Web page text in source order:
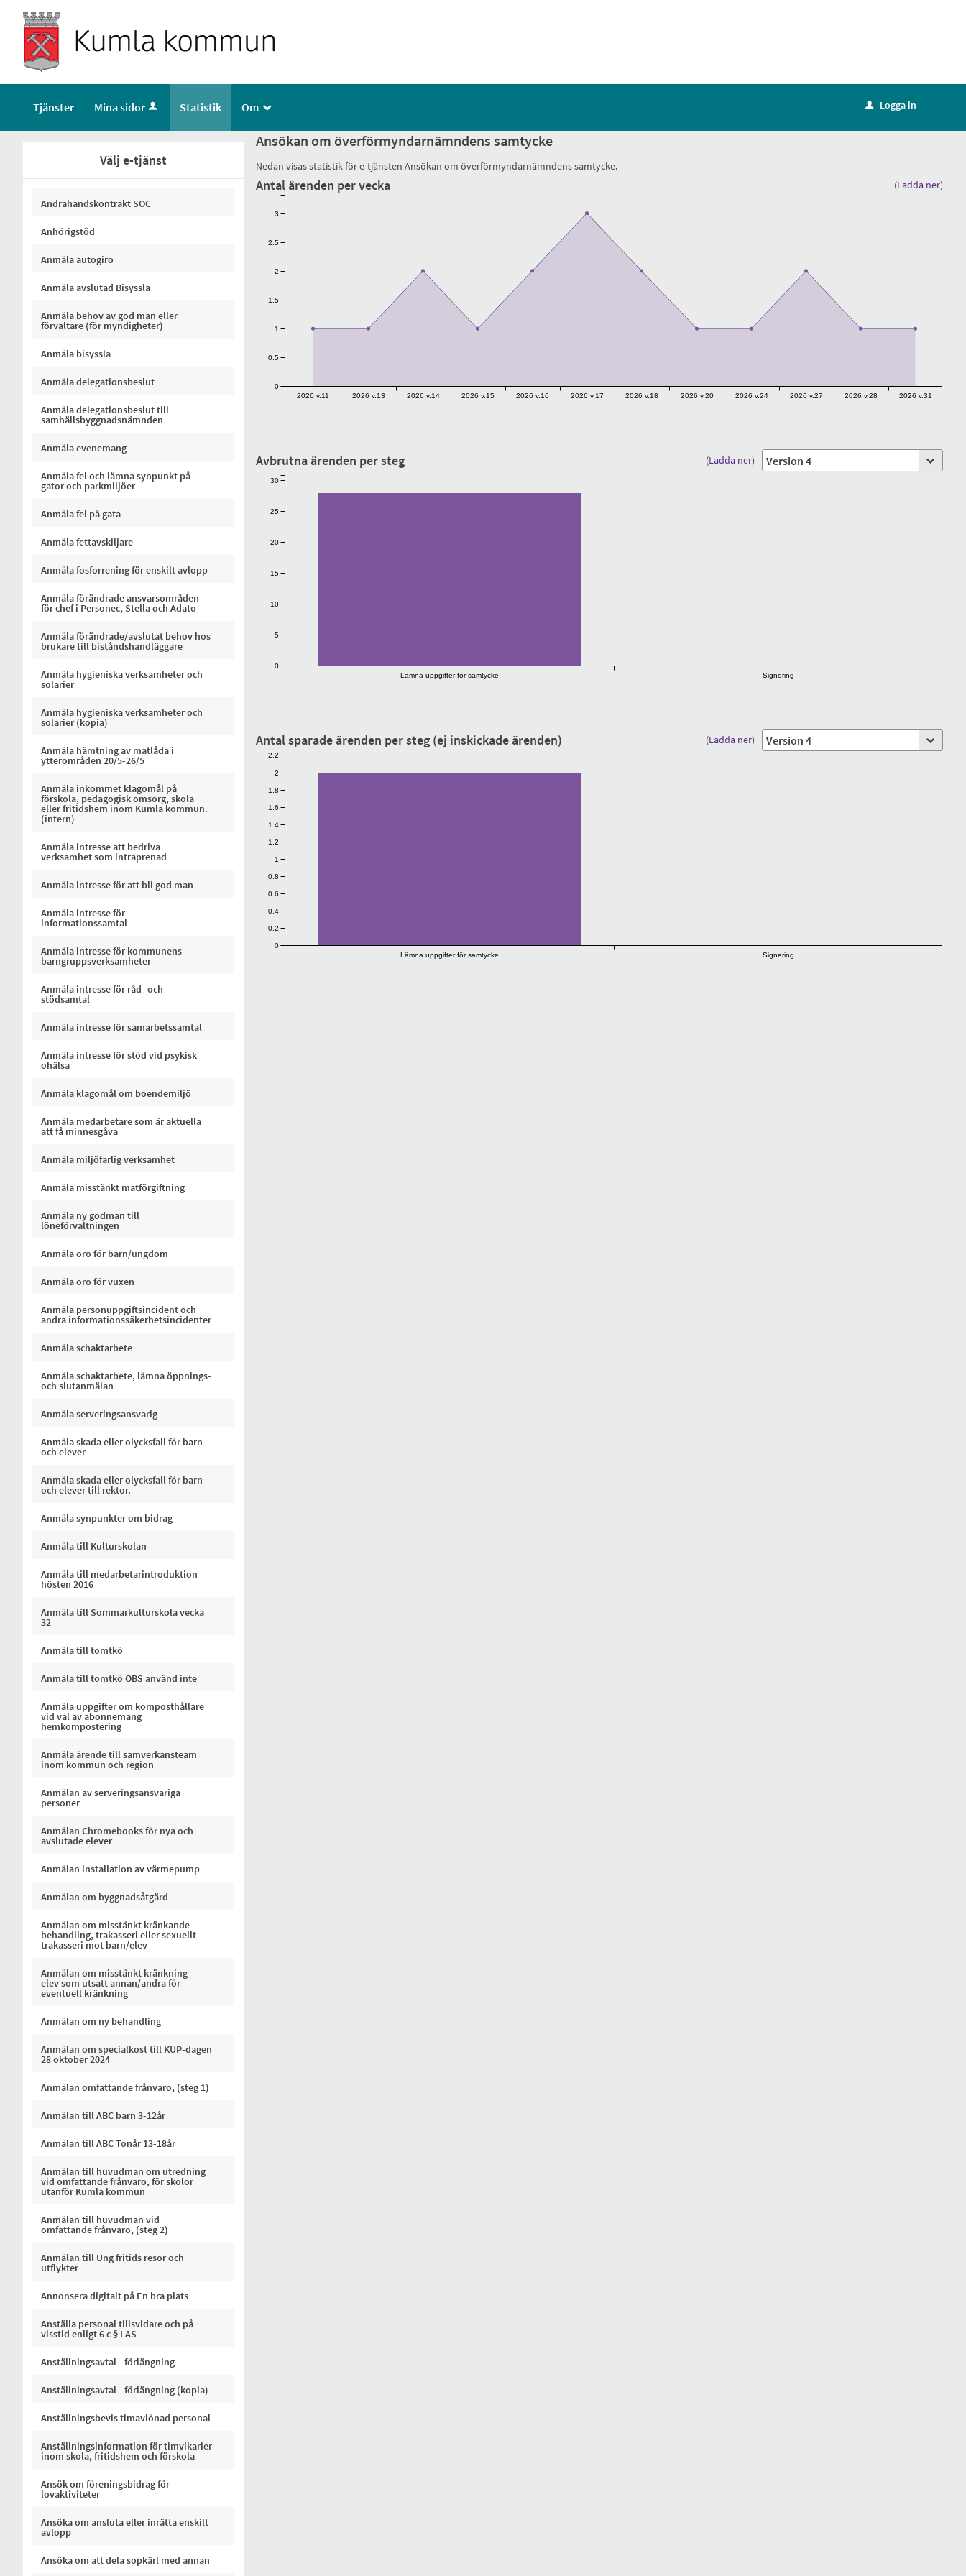
Tjänster Mina sidor Statistik Om _ u Logga in
Välj e-tjänst
Andrahandskontrakt SOC
Anhörigstöd
Anmäla autogiro
Anmäla avslutad Bisyssla
Anmäla behov av god man eller
förvaltare (för myndigheter)
Anmäla bisyssla
Anmäla delegationsbeslut
Anmäla delegationsbeslut till
samhällsbyggnadsnämnden
Anmäla evenemang
Anmäla fel och lämna synpunkt på
gator och parkmiljöer
Anmäla fel på gata
Anmäla fettavskiljare
Anmäla fosforrening för enskilt avlopp
Anmäla förändrade ansvarsområden
för chef i Personec, Stella och Adato
Anmäla förändrade/avslutat behov hos
brukare till biståndshandläggare
Anmäla hygieniska verksamheter och
solarier
Anmäla hygieniska verksamheter och
solarier (kopia)
Anmäla hämtning av matlåda i
ytterområden 20/5-26/5
Anmäla inkommet klagomål på
förskola, pedagogisk omsorg, skola
eller fritidshem inom Kumla kommun.
(intern)
Anmäla intresse att bedriva
verksamhet som intraprenad
Anmäla intresse för att bli god man
Anmäla intresse för
informationssamtal
Anmäla intresse för kommunens
barngruppsverksamheter
Anmäla intresse för råd- och
stödsamtal
Anmäla intresse för samarbetssamtal
Anmäla intresse för stöd vid psykisk
ohälsa
Anmäla klagomål om boendemiljö
Anmäla medarbetare som är aktuella
att få minnesgåva
Anmäla miljöfarlig verksamhet
Anmäla misstänkt matförgiftning
Anmäla ny godman till
löneförvaltningen
Anmäla oro för barn/ungdom
Anmäla oro för vuxen
Anmäla personuppgiftsincident och
andra informationssäkerhetsincidenter
Anmäla schaktarbete
Anmäla schaktarbete, lämna öppnings-
och slutanmälan
Anmäla serveringsansvarig
Anmäla skada eller olycksfall för barn
och elever
Anmäla skada eller olycksfall för barn
och elever till rektor.
Anmäla synpunkter om bidrag
Anmäla till Kulturskolan
Anmäla till medarbetarintroduktion
hösten 2016
Anmäla till Sommarkulturskola vecka
32
Anmäla till tomtkö
Anmäla till tomtkö OBS använd inte
Anmäla uppgifter om komposthållare
vid val av abonnemang
hemkompostering
Anmäla ärende till samverkansteam
inom kommun och region
Anmälan av serveringsansvariga
personer
Anmälan Chromebooks för nya och
avslutade elever
Anmälan installation av värmepump
Anmälan om byggnadsåtgärd
Anmälan om misstänkt kränkande
behandling, trakasseri eller sexuellt
trakasseri mot barn/elev
Anmälan om misstänkt kränkning -
elev som utsatt annan/andra för
eventuell kränkning
Anmälan om ny behandling
Anmälan om specialkost till KUP-dagen
28 oktober 2024
Anmälan omfattande frånvaro, (steg 1)
Anmälan till ABC barn 3-12år
Anmälan till ABC Tonår 13-18år
Anmälan till huvudman om utredning
vid omfattande frånvaro, för skolor
utanför Kumla kommun
Anmälan till huvudman vid
omfattande frånvaro, (steg 2)
Anmälan till Ung fritids resor och
utflykter
Annonsera digitalt på En bra plats
Anställa personal tillsvidare och på
visstid enligt 6 c § LAS
Anställningsavtal - förlängning
Anställningsavtal - förlängning (kopia)
Anställningsbevis timavlönad personal
Anställningsinformation för timvikarier
inom skola, fritidshem och förskola
Ansök om föreningsbidrag för
lovaktiviteter
Ansöka om ansluta eller inrätta enskilt
avlopp
Ansöka om att dela sopkärl med annan
Ansökan om överförmyndarnämndens samtycke
Nedan visas statistik för e-tjänsten Ansökan om överförmyndarnämndens samtycke.
Antal ärenden per vecka (Ladda ner)
2026 v.11 2026 v.13 2026 v.14 2026 v.15 2026 v.16 2026 v.17 2026 v.18 2026 v.20 2026 v.24 2026 v.27 2026 v.28 2026 v.31
0
0.5
1
1.5
2
2.5
3
Avbrutna ärenden per steg (Ladda ner)
Lämna uppgifter för samtycke Signering
0
5
10
15
20
25
30
Antal sparade ärenden per steg (ej inskickade ärenden) (Ladda ner)
Lämna uppgifter för samtycke Signering
0
0.2
0.4
0.6
0.8
1
1.2
1.4
1.6
1.8
2
2.2